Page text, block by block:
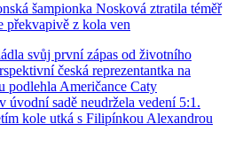
šampionka Nosková ztratila téměř
překvapivě z kola ven
svůj první zápas od životního
česká reprezentantka na
podlehla Američance Caty
sadě neudržela vedení 5:1.
kole utká s Filipínkou Alexandrou